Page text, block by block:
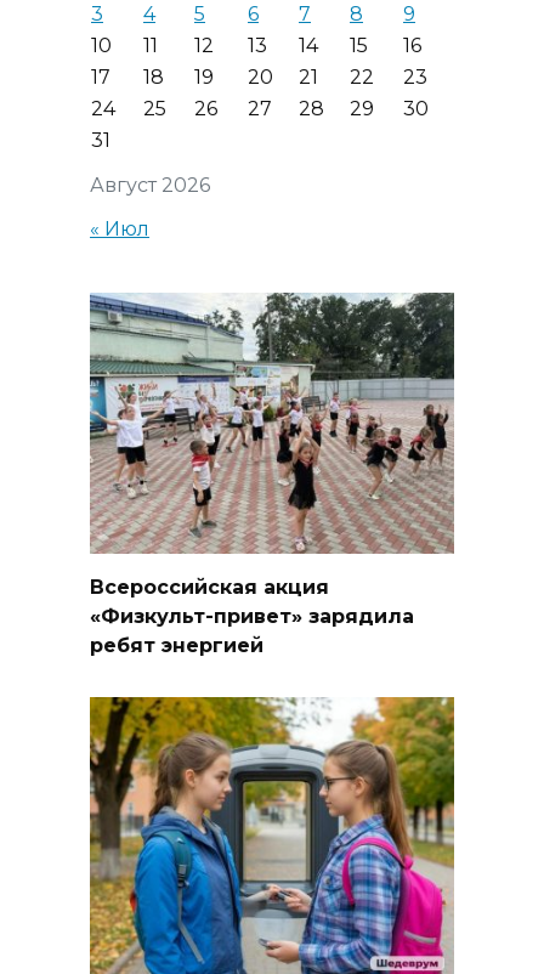
Август 2026
3
4 5 6 7 8
9
10
11 12 13 14 15
16
17
18 19 20 21 22
23
24
25 26 27 28 29
30
31
« Июл
Всероссийская акция
«Физкульт-привет» зарядила
ребят энергией